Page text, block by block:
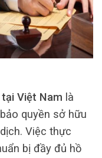
Việt Nam là
quyền sở hữu
Việc thực
bị đầy đủ hồ